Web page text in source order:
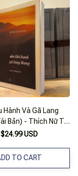
Hành Và Gã Lang
Bản) - Thích Nữ Trí
Hải
$24.99 USD
TO CART